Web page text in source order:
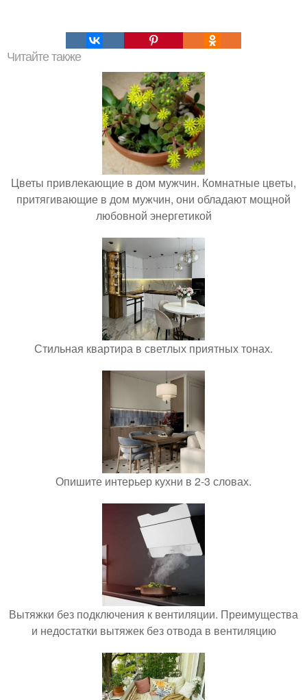
Читайте также
Цветы привлекающие в дом мужчин. Комнатные цветы,
притягивающие в дом мужчин, они обладают мощной
любовной энергетикой
Стильная квартира в светлых приятных тонах.
Опишите интерьер кухни в 2-3 словах.
Вытяжки без подключения к вентиляции. Преимущества
и недостатки вытяжек без отвода в вентиляцию